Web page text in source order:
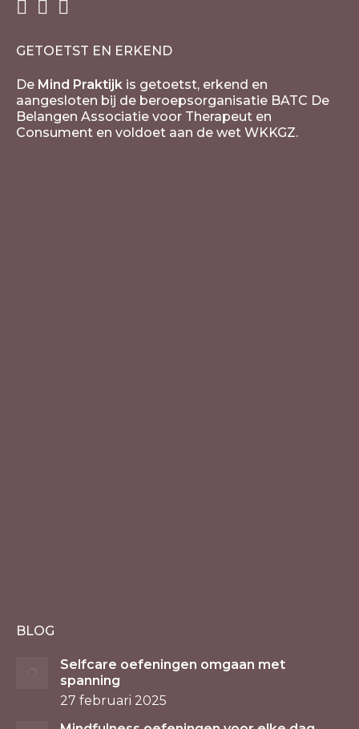
GETOETST EN ERKEND
De Mind Praktijk is getoetst, erkend en
aangesloten bij de beroepsorganisatie BATC De
Belangen Associatie voor Therapeut en
Consument en voldoet aan de wet WKKGZ.
BLOG
Selfcare oefeningen omgaan met
spanning
27 februari 2025